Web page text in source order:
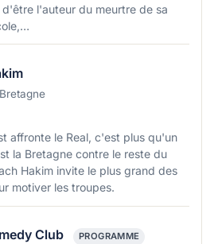
d'être l'auteur du meurtre de sa
affronte le Real, c'est plus qu'un
la Bretagne contre le reste du
Hakim invite le plus grand des
motiver les troupes.
Club PROGRAMME